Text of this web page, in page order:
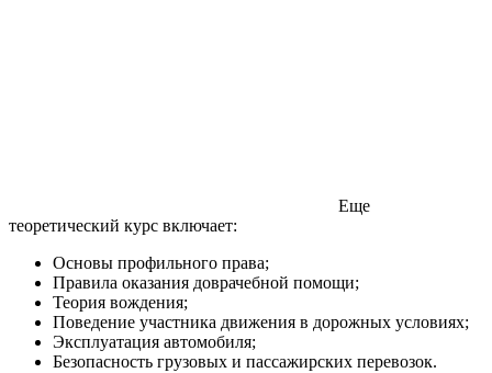
Еще
теоретический курс включает:
Основы профильного права;
Правила оказания доврачебной помощи;
Теория вождения;
Поведение участника движения в дорожных условиях;
Эксплуатация автомобиля;
Безопасность грузовых и пассажирских перевозок.